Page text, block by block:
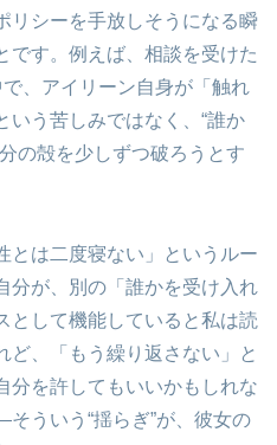
リシーを手放しそうになる瞬
です。例えば、相談を受けた
、アイリーン自身が「触れ
いう苦しみではなく、“誰か
の殻を少しずつ破ろうとす
とは二度寝ない」というルー
分が、別の「誰かを受け入れ
として機能していると私は読
ど、「もう繰り返さない」と
分を許してもいいかもしれな
ういう“揺らぎ”が、彼女の